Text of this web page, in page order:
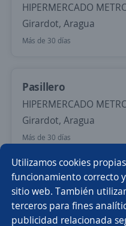
Utilizamos cookies
funcionamiento correcto
sitio web. También
terceros para fines
publicidad relacionada
HIPERMERCADO
Girardot, Aragua
Más de 30 días
Pasillero
HIPERMERCADO
Girardot, Aragua
Más de 30 días
Anterior
Buscar es